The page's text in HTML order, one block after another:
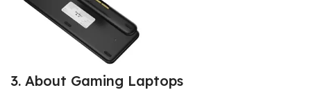
3. About Gaming Laptops